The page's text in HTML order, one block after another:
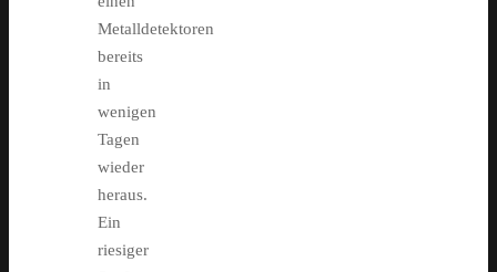
Metalldetektoren
bereits
in
wenigen
Tagen
wieder
heraus.
Ein
riesiger